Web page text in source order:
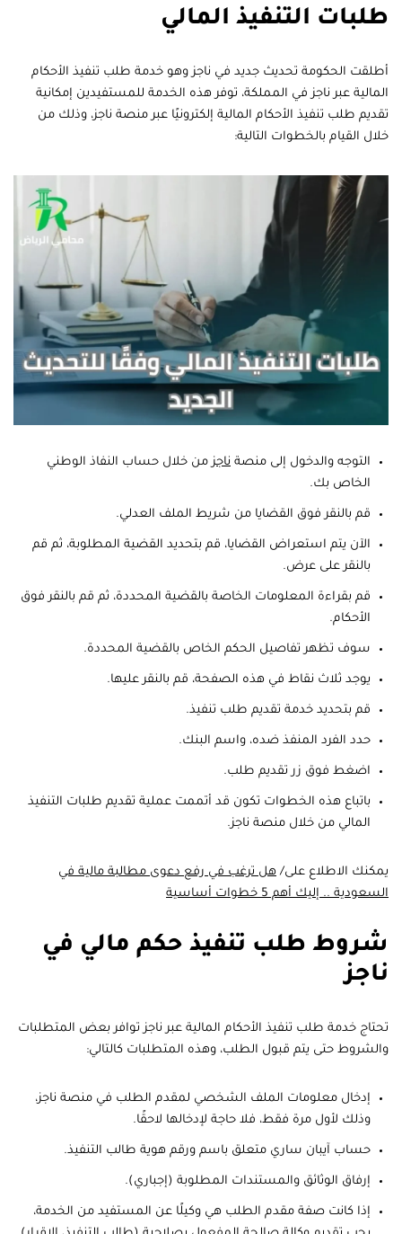
طلبات التنفيذ المالي
أطلقت الحكومة تحديث جديد في ناجز وهو خدمة طلب تنفيذ الأحكام
المالية عبر ناجز في المملكة، توفر هذه الخدمة للمستفيدين إمكانية
تقديم طلب تنفيذ الأحكام المالية إلكترونيًا عبر منصة ناجز، وذلك من
خلال القيام بالخطوات التالية:
التوجه والدخول إلى منصة ناجزمن خلال حساب النفاذ الوطني
الخاص بك.
قم بالنقر فوق القضايا من شريط الملف العدلي.
الآن يتم استعراض القضايا، قم بتحديد القضية المطلوبة، ثم قم
بالنقر على عرض.
قم بقراءة المعلومات الخاصة بالقضية المحددة، ثم قم بالنقر فوق
الأحكام.
سوف تظهر تفاصيل الحكم الخاص بالقضية المحددة.
يوجد ثلاث نقاط في هذه الصفحة، قم بالنقر عليها.
قم بتحديد خدمة تقديم طلب تنفيذ.
حدد الفرد المنفذ ضده، واسم البنك.
اضغط فوق زر تقديم طلب.
باتباع هذه الخطوات تكون قد أتممت عملية تقديم طلبات التنفيذ
المالي من خلال منصة ناجز.
يمكنك الاطلاع على/ هل ترغب في رفع دعوى مطالبة مالية في
السعودية .. إليك أهم 5 خطوات أساسية
شروط طلب تنفيذ حكم مالي في
ناجز
تحتاج خدمة طلب تنفيذ الأحكام المالية عبر ناجز توافر بعض المتطلبات
والشروط حتى يتم قبول الطلب، وهذه المتطلبات كالتالي:
إدخال معلومات الملف الشخصي لمقدم الطلب في منصة ناجز،
وذلك لأول مرة فقط، فلا حاجة لإدخالها لاحقًا.
حساب آيبان ساري متعلق باسم ورقم هوية طالب التنفيذ.
إرفاق الوثائق والمستندات المطلوبة (إجباري).
إذا كانت صفة مقدم الطلب هي وكيلًا عن المستفيد من الخدمة،